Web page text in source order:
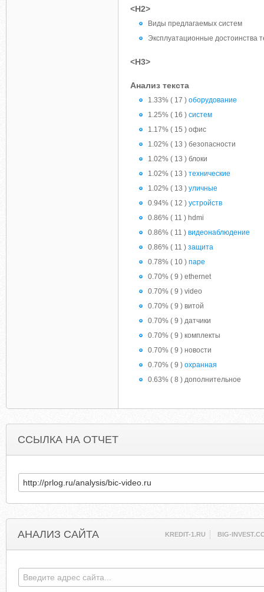
<H2>
Виды предлагаемых систем
Эксплуатационные достоинства
<H3>
Анализ текста
1.33% ( 17 ) оборудование
1.25% ( 16 ) систем
1.17% ( 15 ) офис
1.02% ( 13 ) безопасности
1.02% ( 13 ) блоки
1.02% ( 13 ) технические
1.02% ( 13 ) уличные
0.94% ( 12 ) устройств
0.86% ( 11 ) hdmi
0.86% ( 11 ) видеонаблюдение
0.86% ( 11 ) защита
0.78% ( 10 ) паре
0.70% ( 9 ) ethernet
0.70% ( 9 ) video
0.70% ( 9 ) витой
0.70% ( 9 ) датчики
0.70% ( 9 ) комплекты
0.70% ( 9 ) новости
0.70% ( 9 ) охранная
0.63% ( 8 ) дополнительное
ССЫЛКА НА ОТЧЕТ
АНАЛИЗ САЙТА KREDIT-1.RU BIG-